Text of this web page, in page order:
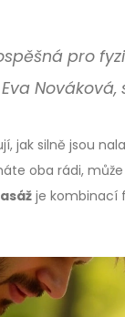
pro
jak silně jsou
oba rádi,
je kombinací